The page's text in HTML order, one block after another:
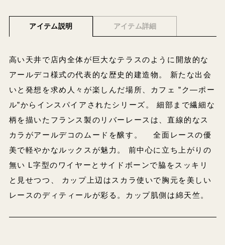
アイテム説明 アイテム詳細
高い天井で店内全体が巨大なテラスのように開放的な
アールデコ様式の代表的な歴史的建造物。 新たな出会
いと発想を求め人々が楽しんだ場所、カフェ ”ク―ポー
ル”からインスパイアされたシリーズ。 細部まで繊細な
柄を描いたフランス製のリバーレースは、直線的なス
カラがアールデコのムードを醸す。 全面レースの優
美で軽やかなルックスが魅力。 前中心に立ち上がりの
無い L字型のワイヤーとサイドボーンで脇をスッキリ
と見せつつ、 カップ上辺はスカラ使いで胸元を美しい
レースのディティールが彩る。カップ肌側は綿天竺。